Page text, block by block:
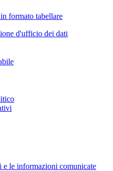
formato tabellare
d'ufficio dei dati
le informazioni comunicate